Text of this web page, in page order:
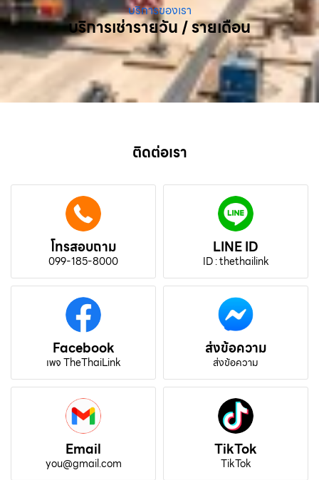
บริการของเรา
บริการเช่ารายวัน / รายเดือน
ติดต่อเรา
โทรสอบถาม
099-185-8000
LINE ID
ID : thethailink
Facebook
เพจ TheThaiLink
ส่งข้อความ
ส่งข้อความ
Email
you@gmail.com
TikTok
TikTok